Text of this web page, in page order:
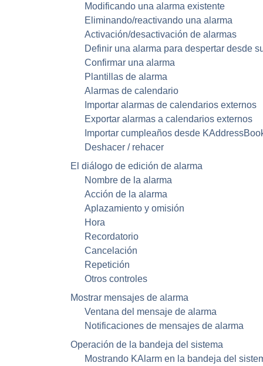
Modificando una alarma existente
Eliminando/reactivando una alarma
Activación/desactivación de alarmas
Definir una alarma para despertar desde
Confirmar una alarma
Plantillas de alarma
Alarmas de calendario
Importar alarmas de calendarios externos
Exportar alarmas a calendarios externos
Importar cumpleaños desde
Deshacer / rehacer
El diálogo de edición de alarma
Nombre de la alarma
Acción de la alarma
Aplazamiento y omisión
Hora
Recordatorio
Cancelación
Repetición
Otros controles
Mostrar mensajes de alarma
Ventana del mensaje de alarma
Notificaciones de mensajes de alarma
Operación de la bandeja del sistema
Mostrando KAlarm en la bandeja del